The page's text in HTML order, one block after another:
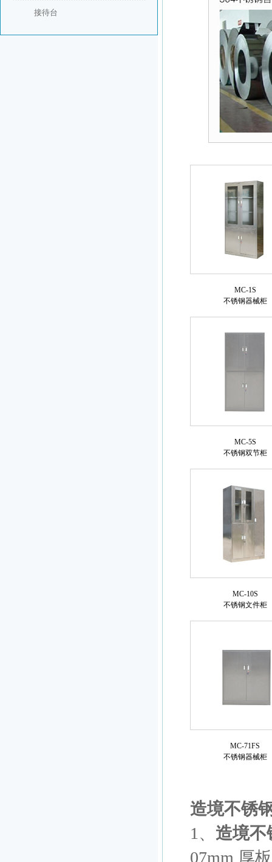
接待台
MC-1S
不锈钢器械柜
MC-5S
不锈钢双节柜
MC-10S
不锈钢文件柜
MC-71FS
不锈钢器械柜
造境不锈
1、 造境不
07mm 厚